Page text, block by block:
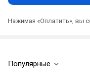
Нажимая «Оплатить», вы
Популярные